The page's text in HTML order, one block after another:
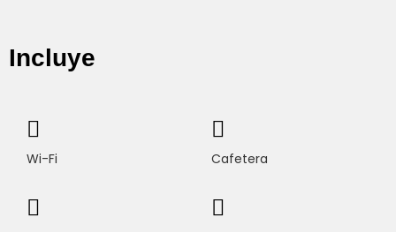
Incluye
Wi-Fi Cafetera